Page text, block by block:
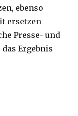
ebenso
ersetzen
Presse- und
Ergebnis